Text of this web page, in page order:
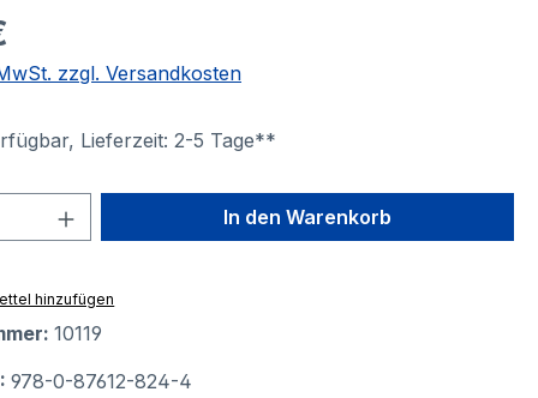
zzgl. Versandkosten
Lieferzeit: 2-5 Tage**
Anzahl: Gib den gewünschten Wert
In den Warenkorb
hinzufügen
10119
978-0-87612-824-4